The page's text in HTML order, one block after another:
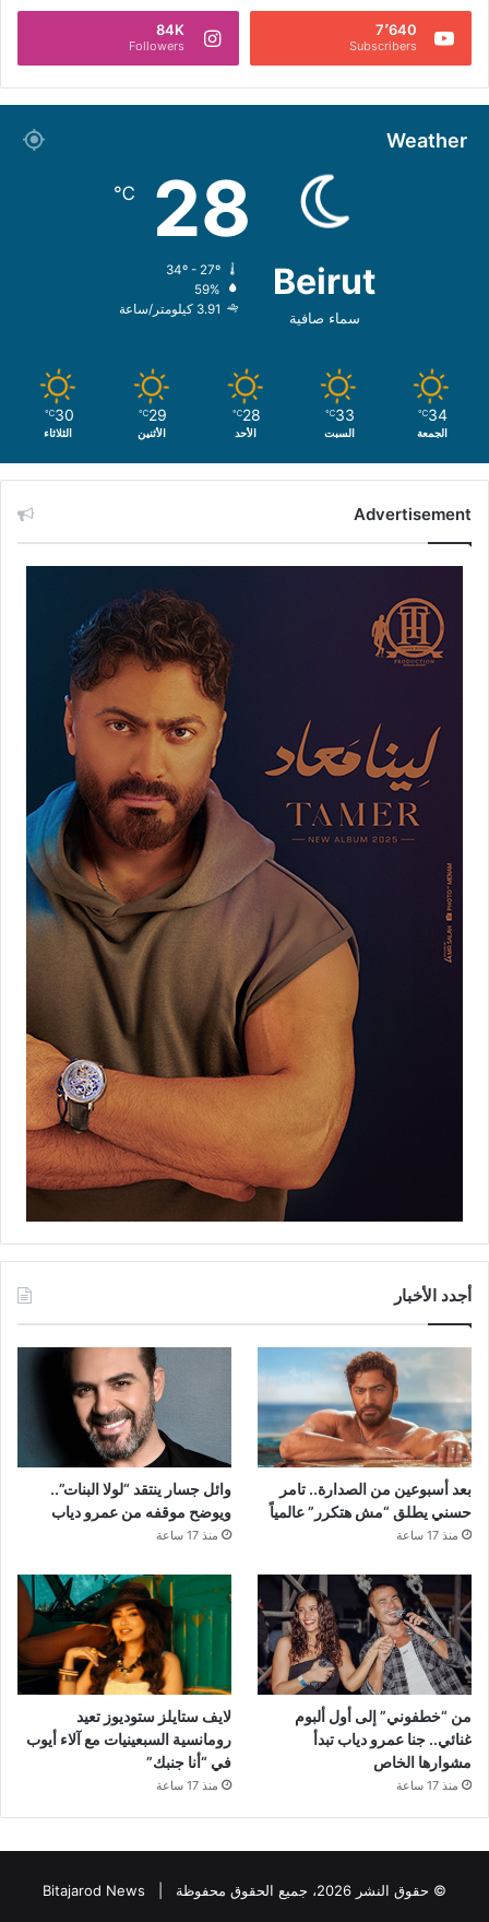
7٬640
Subscribers
84K
Followers
Weather
Beirut
سماء صافية
28
℃
59%
3.91 كيلومتر/ساعة
34
℃
الجمعة
33
℃
السبت
28
℃
الأحد
29
℃
الأثنين
30
℃
الثلاثاء
Advertisement
أجدد الأخبار
بعد أسبوعين من الصدارة.. تامر
حسني يطلق “مش هتكرر” عالمياً
منذ 17 ساعة
وائل جسار ينتقد “لولا البنات”..
ويوضح موقفه من عمرو دياب
منذ 17 ساعة
من “خطفوني” إلى أول ألبوم
غنائي.. جنا عمرو دياب تبدأ
مشوارها الخاص
منذ 17 ساعة
لايف ستايلز ستوديوز تعيد
رومانسية السبعينيات مع آلاء أيوب
في “أنا جنبك”
منذ 17 ساعة
© حقوق النشر 2026، جميع الحقوق محفوظة | Bitajarod News